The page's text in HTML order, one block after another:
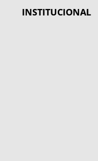
INSTITUCIONAL